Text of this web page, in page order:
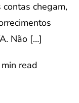
chegam,
Não […]
read